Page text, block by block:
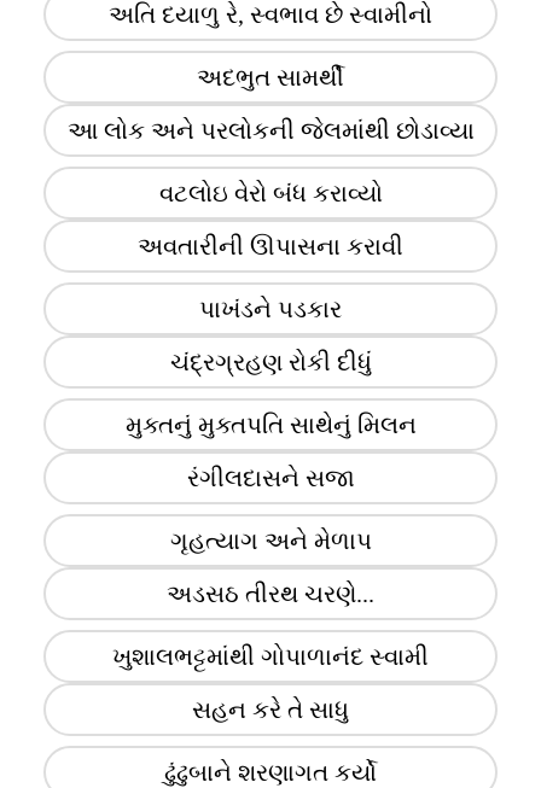
અતિ દયાળુ રે, સ્વભાવ છે સ્વામીનો
અદભુત સામર્થી
આ લોક અને પરલોકની જેલમાંથી છોડાવ્યા
વટલોઇ વેરો બંધ કરાવ્યો
અવતારીની ઊપાસના કરાવી
પાખંડને પડકાર
ચંદ્રગ્રહણ રોકી દીધું
મુક્તનું મુક્તપતિ સાથેનું મિલન
રંગીલદાસને સજા
ગૃહત્યાગ અને મેળાપ
અડસઠ તીરથ ચરણે...
ખુશાલભટ્ટમાંથી ગોપાળાનંદ સ્વામી
સહન કરે તે સાધુ
ઢુંઢુબાને શરણાગત કર્યો